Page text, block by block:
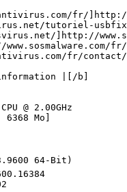
fr/
tutoriel-
]http://
fr/
information |[/b]
@ 2.00GHz
Mo]
64-Bit)